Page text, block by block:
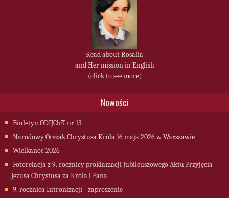
Read about Rosalia
and Her mission in English
(click to see more)
Nowości
Biuletyn ODIJChK nr 13
Narodowy Orszak Chrystusa Króla 16 maja 2026 w Warszawie
Wielkanoc 2026
Fotorelacja z 9. rocznicy proklamacji Jubileuszowego Aktu Przyjęcia
Jezusa Chrystusa za Króla i Pana
9. rocznica Intronizacji - zaproszenie